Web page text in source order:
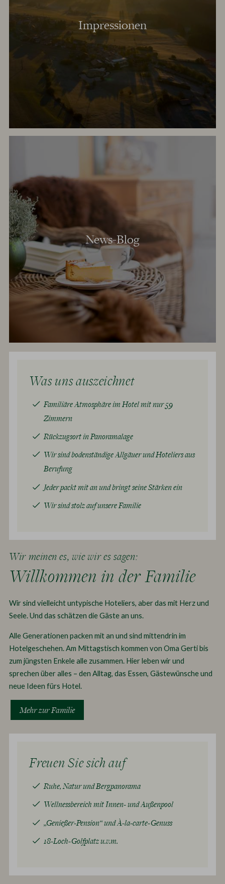
Impressionen
News-Blog
Was uns auszeichnet
Familiäre Atmosphäre im Hotel mit nur 59
Zimmern
Rückzugsort in Panoramalage
Wir sind bodenständige Allgäuer und Hoteliers aus
Berufung
Jeder packt mit an und bringt seine Stärken ein
Wir sind stolz auf unsere Familie
Wir meinen es, wie wir es sagen:
Willkommen in der Familie
Wir sind vielleicht untypische Hoteliers, aber das mit Herz und
Seele. Und das schätzen die Gäste an uns.
Alle Generationen packen mit an und sind mittendrin im
Hotelgeschehen. Am Mittagstisch kommen von Oma Gerti bis
zum jüngsten Enkele alle zusammen. Hier leben wir und
sprechen über alles – den Alltag, das Essen, Gästewünsche und
neue Ideen fürs Hotel.
Mehr zur Familie
Freuen Sie sich auf
Ruhe, Natur und Bergpanorama
Wellnessbereich mit Innen- und Außenpool
„Genießer-Pension“ und À-la-carte-Genuss
18-Loch-Golfplatz u.v.m.